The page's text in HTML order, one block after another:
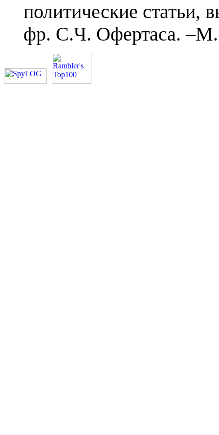
политические статьи,
фр. С.Ч. Офертаса.